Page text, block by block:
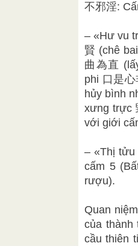
不邪淫:
– «Hư vu
賢 (chê
曲為直
phi 口是
hủy bình
xưng trực
với giới
– «Thị
cấm 5
rượu).
Quan
của thành
cầu thiên